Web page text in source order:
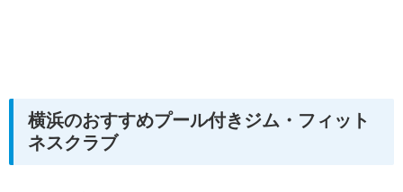
横浜のおすすめプール付きジム・フィット
ネスクラブ